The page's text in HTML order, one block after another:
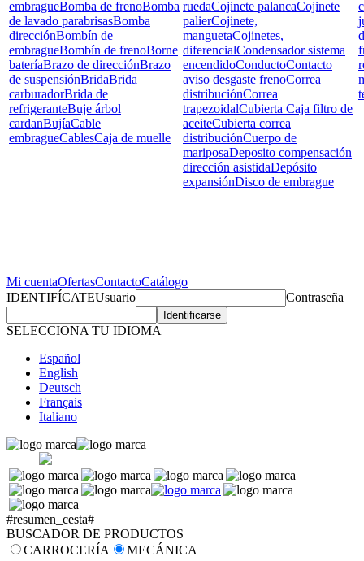
embragueBomba de frenoBomba
de lavado parabrisasBomba
direcciónBombín de
embragueBombín de frenoBorne
bateríaBrazo de direcciónBrazo
de suspensiónBridaBrida
carburadorBrida de
refrigeranteBuje árbol
cardanBujíaCable
embragueCablesCaja de muelle
ruedaCojinete palancaCojinete
palierCojinete,
manguetaCojinetes,
diferencialCondensador sistema
encendidoConductoContacto
aviso desgaste frenoCorrea
distribuciónCorrea
trapezoidalCubierta Caja filtro de
aceiteCubierta correa
distribuciónCuerpo de
mariposaDeposito compensación
dirección asistidaDepósito
expansiónDisco de embrague
Mi cuentaOfertasContactoCatálogo
IDENTIFÍCATEUsuario Contraseña
SELECCIONA TU IDIOMA
Español
English
Deutsch
Français
Italiano
#resumen_cesta#
BUSCADOR DE PRODUCTOS
CARROCERÍA
MECÁNICA